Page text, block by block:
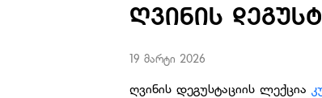
ᲦᲕᲘᲜᲘᲡ
19 მარტი 2026
ღვინის დეგუსტაციის ლექცია